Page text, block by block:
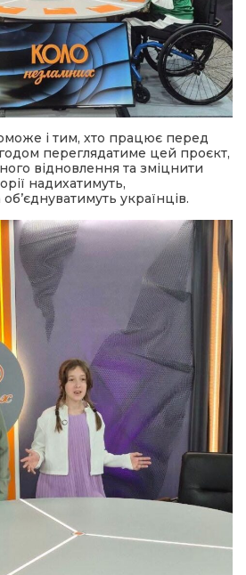
і тим, хто працює перед
переглядатиме цей проєкт,
відновлення та зміцнити
надихатимуть,
українців.